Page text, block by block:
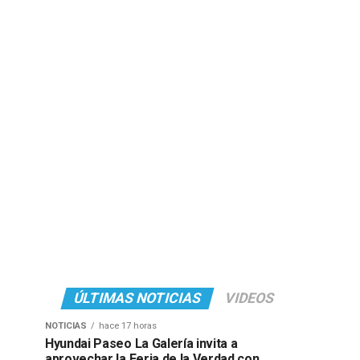
ÚLTIMAS NOTICIAS VIDEOS
NOTICIAS hace 17 horas
Hyundai Paseo La Galería invita a